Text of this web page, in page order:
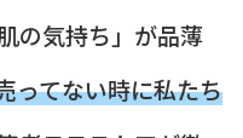
の気持ち」が品薄
ってない時に私たち